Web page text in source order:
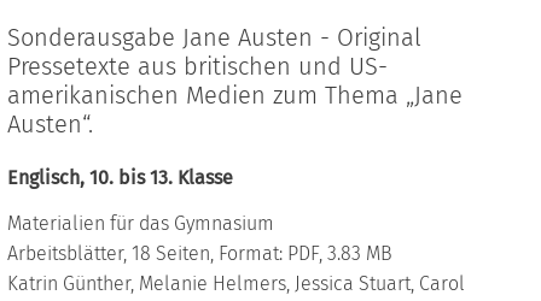
Sonderausgabe Jane Austen - Original
Pressetexte aus britischen und US-
amerikanischen Medien zum Thema „Jane
Austen“.
Englisch, 10. bis 13. Klasse
Materialien für das Gymnasium
Arbeitsblätter, 18 Seiten, Format: PDF, 3.83 MB
Katrin Günther, Melanie Helmers, Jessica Stuart, Carol